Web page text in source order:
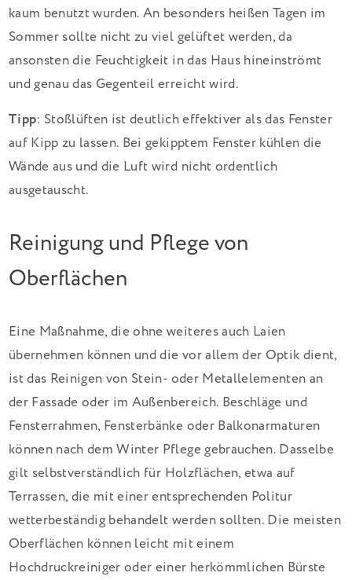
kaum benutzt wurden. An besonders heißen Tagen im
Sommer sollte nicht zu viel gelüftet werden, da
ansonsten die Feuchtigkeit in das Haus hineinströmt
und genau das Gegenteil erreicht wird.
Tipp: Stoßlüften ist deutlich effektiver als das Fenster
auf Kipp zu lassen. Bei gekipptem Fenster kühlen die
Wände aus und die Luft wird nicht ordentlich
ausgetauscht.
Reinigung und Pflege von
Oberflächen
Eine Maßnahme, die ohne weiteres auch Laien
übernehmen können und die vor allem der Optik dient,
ist das Reinigen von Stein- oder Metallelementen an
der Fassade oder im Außenbereich. Beschläge und
Fensterrahmen, Fensterbänke oder Balkonarmaturen
können nach dem Winter Pflege gebrauchen. Dasselbe
gilt selbstverständlich für Holzflächen, etwa auf
Terrassen, die mit einer entsprechenden Politur
wetterbeständig behandelt werden sollten. Die meisten
Oberflächen können leicht mit einem
Hochdruckreiniger oder einer herkömmlichen Bürste